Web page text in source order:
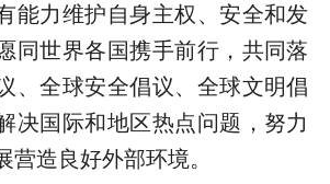
能力维护自身主权、安全和发
同世界各国携手前行，共同落
、全球安全倡议、全球文明倡
决国际和地区热点问题，努力
营造良好外部环境。